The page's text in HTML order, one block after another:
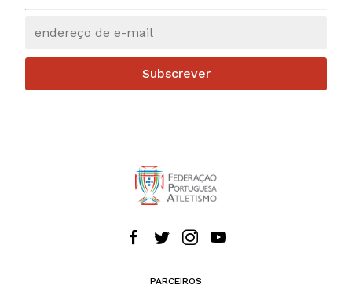
Subscrever
PARCEIROS